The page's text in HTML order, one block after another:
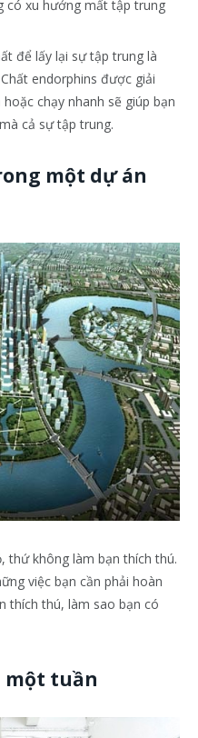
có xu hướng mất tập trung
để lấy lại sự tập trung là
endorphins được giải
chạy nhanh sẽ giúp bạn
cả sự tập trung.
một dự án
thứ không làm bạn thích thú.
việc bạn cần phải hoàn
thích thú, làm sao bạn có
một tuần